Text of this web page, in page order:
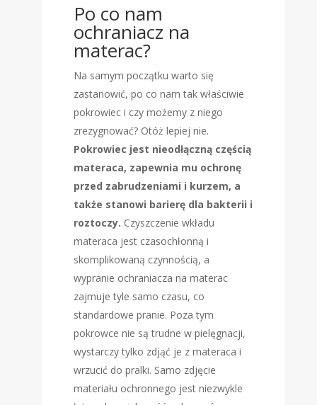
Po co nam
ochraniacz na
materac?
Na samym początku warto się
zastanowić, po co nam tak właściwie
pokrowiec i czy możemy z niego
zrezygnować? Otóż lepiej nie.
Pokrowiec jest nieodłączną częścią
materaca, zapewnia mu ochronę
przed zabrudzeniami i kurzem, a
także stanowi barierę dla bakterii i
roztoczy. Czyszczenie wkładu
materaca jest czasochłonną i
skomplikowaną czynnością, a
wypranie ochraniacza na materac
zajmuje tyle samo czasu, co
standardowe pranie. Poza tym
pokrowce nie są trudne w pielęgnacji,
wystarczy tylko zdjąć je z materaca i
wrzucić do pralki. Samo zdjęcie
materiału ochronnego jest niezwykle